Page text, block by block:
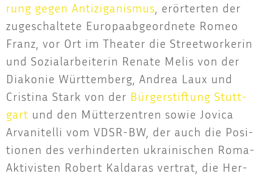
rung gegen Anti­zi­ga­nis­mus , erör­ter­ten der
zuge­schal­te­te Euro­pa­ab­ge­ord­ne­te Romeo
Franz, vor Ort im Thea­ter die Street­wor­ke­rin
und Sozi­al­ar­bei­te­rin Rena­te Melis von der
Dia­ko­nie Würt­tem­berg, Andrea Laux und
Cris­ti­na Stark von der Bür­ger­stif­tung Stutt­
gart und den Müt­ter­zen­tren sowie Jovica
Arva­nitel­li vom VDSR-BW, der auch die Posi­
tio­nen des ver­hin­der­ten ukrai­ni­schen Roma-
Akti­vis­ten Robert Kal­dar­as ver­trat, die Her­